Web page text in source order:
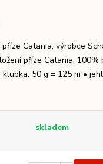
Catania, výrobce
příze Catania:
50 g = 125 m •
skladem